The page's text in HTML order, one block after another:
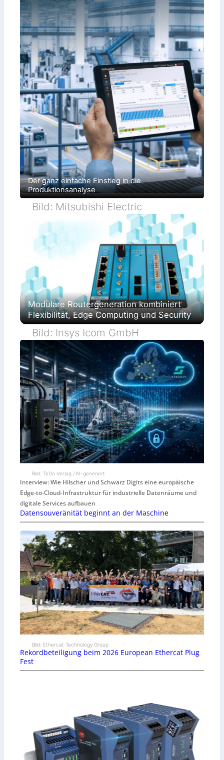
Der ganz einfache Einstieg in die
Produktionsanalyse
Bild: Mitsubishi Electric
Modulare Routergeneration kombiniert
Flexibilität, Edge Computing und Security
Bild: Insys Icom GmbH
Bild: TeDo Verlag / KI-generiert
Interview: Wie Hilscher und Schwarz Digits eine europäische
Edge-to-Cloud-Infrastruktur für industrielle Datenräume und
digitale Services aufbauen
Datensouveränität beginnt an der Maschine
Bild: Ethercat Technology Group
Rekordbeteiligung beim 2026 European Ethercat Plug
Fest